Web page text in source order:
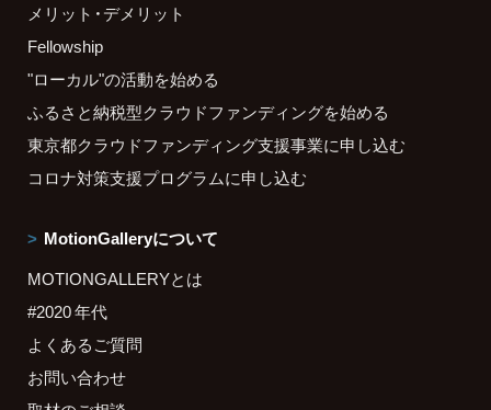
メリット・デメリット
Fellowship
"ローカル"の活動を始める
ふるさと納税型クラウドファンディングを始める
東京都クラウドファンディング支援事業に申し込む
コロナ対策支援プログラムに申し込む
MotionGalleryについて
MOTIONGALLERYとは
#2020 年代
よくあるご質問
お問い合わせ